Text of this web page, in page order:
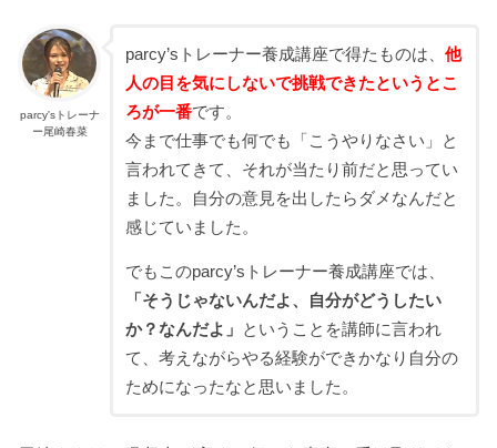
parcy'sトレーナ
ー尾崎春菜
parcy’sトレーナー養成講座で得たものは、 他
人の目を気にしないで挑戦できたというとこ
ろが一番です。
今まで仕事でも何でも「こうやりなさい」と
言われてきて、それが当たり前だと思ってい
ました。自分の意見を出したらダメなんだと
感じていました。
でもこのparcy’sトレーナー養成講座では、
「そうじゃないんだよ、自分がどうしたい
か？なんだよ」
ということを講師に言われ
て、考えながらやる経験ができかなり自分の
ためになったなと思いました。